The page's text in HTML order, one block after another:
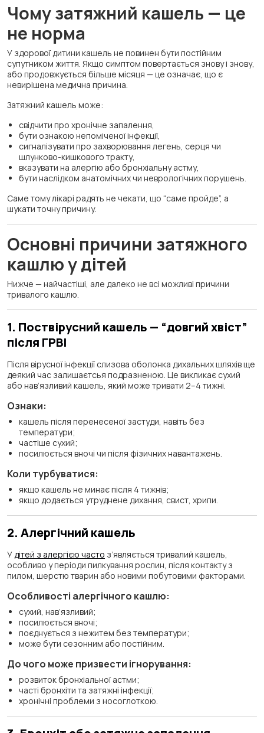
Чому затяжний кашель — це
не норма
У здорової дитини кашель не повинен бути постійним
супутником життя. Якщо симптом повертається знову і знову,
або продовжується більше місяця — це означає, що є
невирішена медична причина.
Затяжний кашель може:
свідчити про хронічне запалення,
бути ознакою непоміченої інфекції,
сигналізувати про захворювання легень, серця чи
шлунково-кишкового тракту,
вказувати на алергію або бронхіальну астму,
бути наслідком анатомічних чи неврологічних порушень.
Саме тому лікарі радять не чекати, що “саме пройде”, а
шукати точну причину.
Основні причини затяжного
кашлю у дітей
Нижче — найчастіші, але далеко не всі можливі причини
тривалого кашлю.
1. Поствірусний кашель — “довгий хвіст”
після ГРВІ
Після вірусної інфекції слизова оболонка дихальних шляхів ще
деякий час залишаєтсья подразненою. Це викликає сухий
або нав’язливий кашель, який може тривати 2–4 тижні.
Ознаки:
кашель після перенесеної застуди, навіть без
температури;
частіше сухий;
посилюється вночі чи після фізичних навантажень.
Коли турбуватися:
якщо кашель не минає після 4 тижнів;
якщо додається утруднене дихання, свист, хрипи.
2. Алергічний кашель
У дітей з алергією часто з’являється тривалий кашель,
особливо у періоди пилкування рослин, після контакту з
пилом, шерстю тварин або новими побутовими факторами.
Особливості алергічного кашлю:
сухий, нав’язливий;
посилюється вночі;
поєднується з нежитем без температури;
може бути сезонним або постійним.
До чого може призвести ігнорування:
розвиток бронхіальної астми;
часті бронхіти та затяжні інфекції;
хронічні проблеми з носоглоткою.